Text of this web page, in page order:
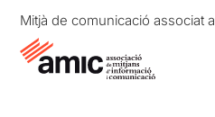
Mitjà de comunicació associat a